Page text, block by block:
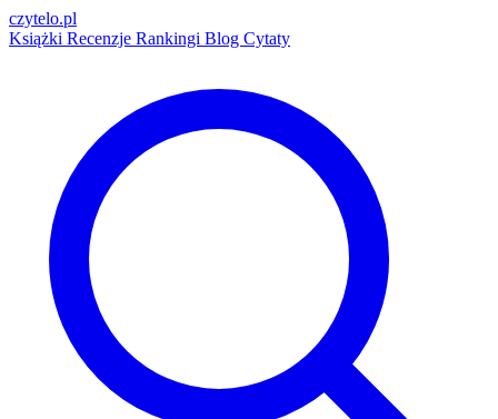
czytelo.pl
Książki Recenzje Rankingi Blog Cytaty